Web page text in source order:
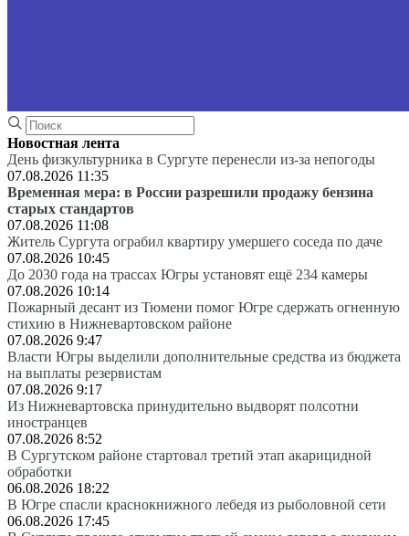
Новостная лента
День физкультурника в Сургуте перенесли из-за непогоды
07.08.2026 11:35
Временная мера: в России разрешили продажу бензина
старых стандартов
07.08.2026 11:08
Житель Сургута ограбил квартиру умершего соседа по даче
07.08.2026 10:45
До 2030 года на трассах Югры установят ещё 234 камеры
07.08.2026 10:14
Пожарный десант из Тюмени помог Югре сдержать огненную
стихию в Нижневартовском районе
07.08.2026 9:47
Власти Югры выделили дополнительные средства из бюджета
на выплаты резервистам
07.08.2026 9:17
Из Нижневартовска принудительно выдворят полсотни
иностранцев
07.08.2026 8:52
В Сургутском районе стартовал третий этап акарицидной
обработки
06.08.2026 18:22
В Югре спасли краснокнижного лебедя из рыболовной сети
06.08.2026 17:45